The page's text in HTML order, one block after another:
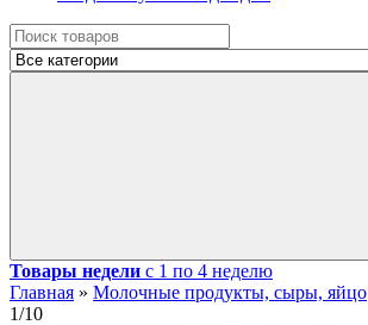
Товары недели с 1 по 4 неделю
Главная » Молочные продукты, сыры, яйцо
1/10